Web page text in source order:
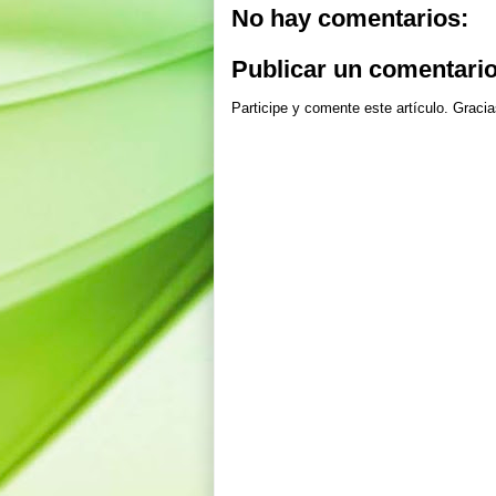
No hay comentarios:
Publicar un
Participe y comente este artículo.